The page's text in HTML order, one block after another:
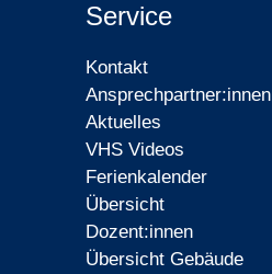
Service
Kontakt
Ansprechpartner:innen
Aktuelles
VHS Videos
Ferienkalender
Übersicht
Dozent:innen
Übersicht Gebäude